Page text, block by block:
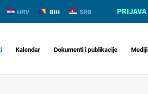
HRV BIH SRB PRIJAVA
Kalendar Dokumenti i publikacije Mediji